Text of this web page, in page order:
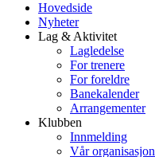
Hovedside
Nyheter
Lag & Aktivitet
Lagledelse
For trenere
For foreldre
Banekalender
Arrangementer
Klubben
Innmelding
Vår organisasjon